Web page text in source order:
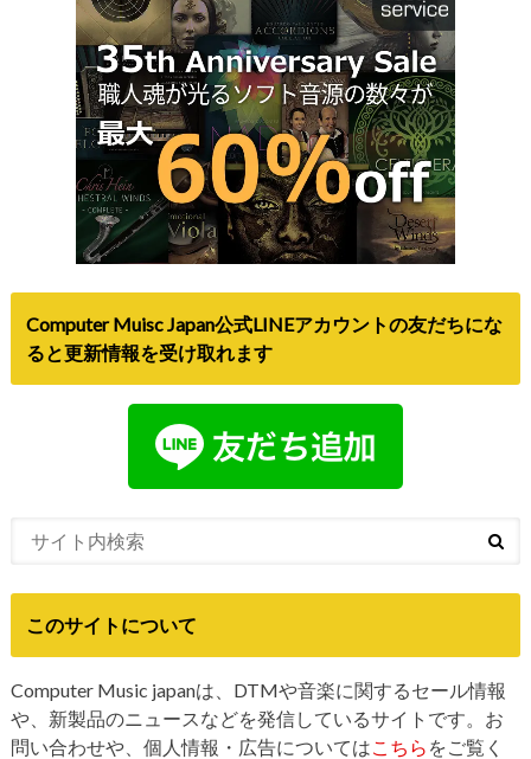
Computer Muisc Japan公式LINEアカウントの友だちにな
ると更新情報を受け取れます
このサイトについて
Computer Music japanは、DTMや音楽に関するセール情報
や、新製品のニュースなどを発信しているサイトです。お
問い合わせや、個人情報・広告についてはこちら をご覧く